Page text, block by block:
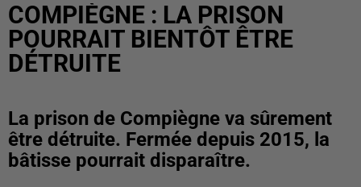
COMPIÈGNE : LA PRISON
POURRAIT BIENTÔT ÊTRE
DÉTRUITE
La prison de Compiègne va sûrement
être détruite. Fermée depuis 2015, la
bâtisse pourrait disparaître.